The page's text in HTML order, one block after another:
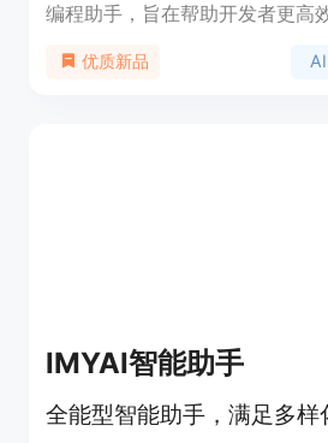
编程助手，旨在帮助开发者更高
编程语言，并针对代码生成和审
优质新品
IMYAI智能助手
全能型智能助手，满足多样